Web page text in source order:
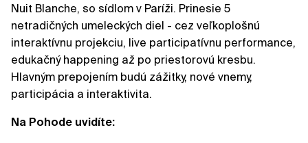
Nuit Blanche, so sídlom v Paríži. Prinesie 5
netradičných umeleckých diel - cez veľkoplošnú
interaktívnu projekciu, live participatívnu performance,
edukačný happening až po priestorovú kresbu.
Hlavným prepojením budú zážitky, nové vnemy,
participácia a interaktivita.
Na Pohode uvidíte: